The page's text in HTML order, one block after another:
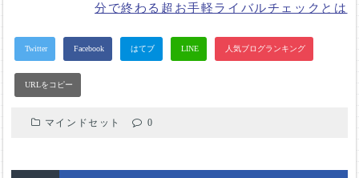
分で終わる超お手軽ライバルチェックとは
マインドセット 0